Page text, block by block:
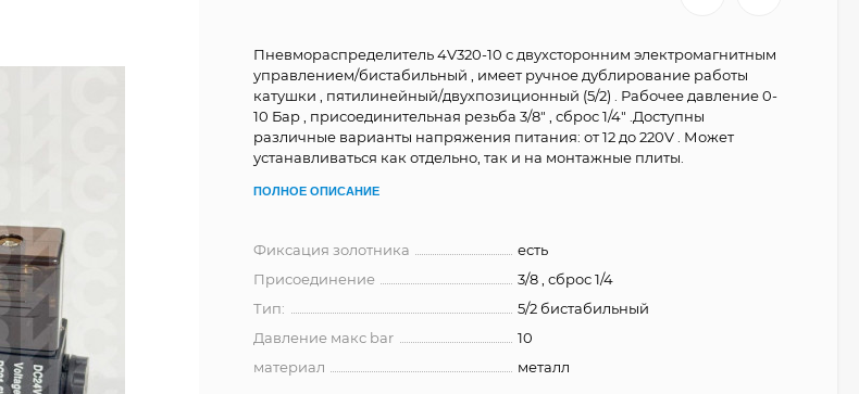
Пневмораспределитель 4V320-10 с двухсторонним электромагнитным
управлением/бистабильный , имеет ручное дублирование работы
катушки , пятилинейный/двухпозиционный (5/2) . Рабочее давление 0-
10 Бар , присоединительная резьба 3/8" , сброс 1/4" .Доступны
различные варианты напряжения питания: от 12 до 220V . Может
устанавливаться как отдельно, так и на монтажные плиты.
ПОЛНОЕ ОПИСАНИЕ
Фиксация золотника
есть
Присоединение
3/8 , сброс 1/4
Тип:
5/2 бистабильный
Давление макс bar
10
материал
металл